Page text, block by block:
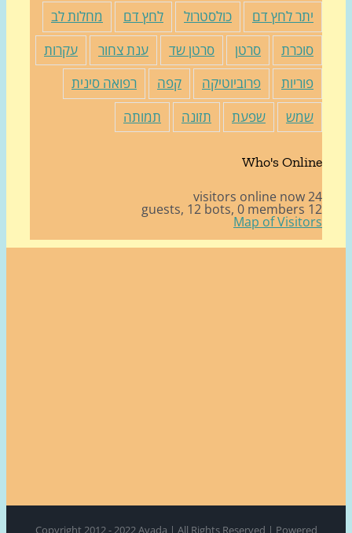
לחץ דם
כולסטרול לחץ דם
מחלות לב
סרטן סרטן שד ענת צחור
עקרות
פרוביוטיקה קפה
רפואה סינית
שפעת תזונה תמותה
Who's
12 bots, 0 members
Map of
Copyright 2012 - 2022 Avada | All Rights Reserved |